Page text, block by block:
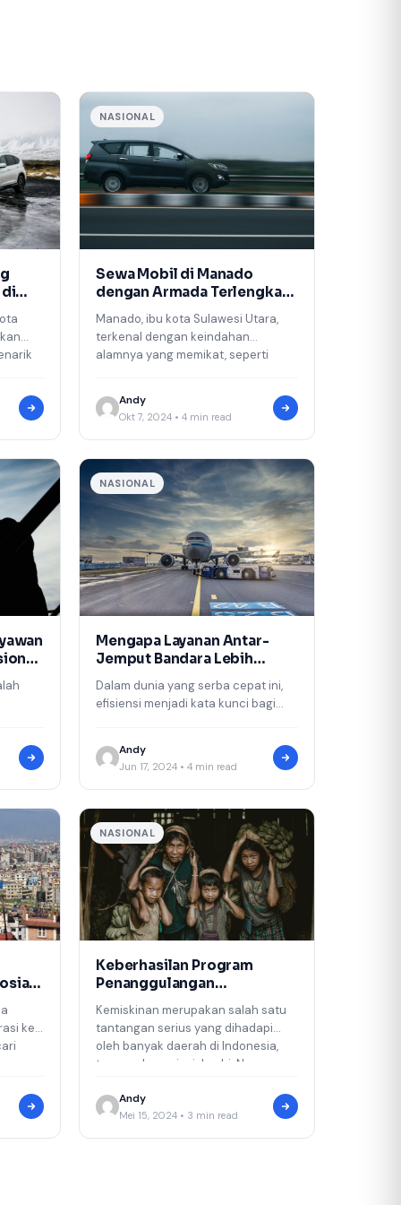
di
NASIONAL
Sewa Mobil di Manado
dengan Armada Terlengkap
Manado, ibu kota Sulawesi Utara,
terkenal dengan keindahan
alamnya yang memikat, seperti
Andy
Okt 7, 2024 • 4 min read
NASIONAL
Mengapa Layanan Antar-
Jemput Bandara Lebih
Dalam dunia yang serba cepat ini,
efisiensi menjadi kata kunci bagi
adalah…
Andy
Jun 17, 2024 • 4 min read
ke
NASIONAL
Keberhasilan Program
Penanggulangan
Kemiskinan di Jambi
Kemiskinan merupakan salah satu
tantangan serius yang dihadapi
oleh banyak daerah di Indonesia,
termasuk provinsi Jambi. Namun,
Andy
Mei 15, 2024 • 3 min read